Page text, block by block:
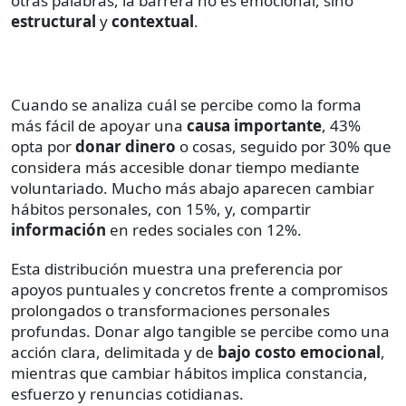
estructural ycontextual.
Cuando se analiza cuál se percibe como la forma
más fácil de apoyar una causa importante, 43%
opta pordonar dinero o cosas, seguido por 30% que
considera más accesible donar tiempo mediante
voluntariado. Mucho más abajo aparecen cambiar
hábitos personales, con 15%, y, compartir
información en redes sociales con 12%.
Esta distribución muestra una preferencia por
apoyos puntuales y concretos frente a compromisos
prolongados o transformaciones personales
profundas. Donar algo tangible se percibe como una
acción clara, delimitada y de bajo costo emocional,
mientras que cambiar hábitos implica constancia,
esfuerzo y renuncias cotidianas.